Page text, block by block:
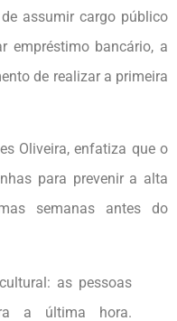
assumir cargo público
empréstimo bancário, a
de realizar a primeira
Oliveira, enfatiza que o
para prevenir a alta
semanas antes do
as pessoas
a última hora.